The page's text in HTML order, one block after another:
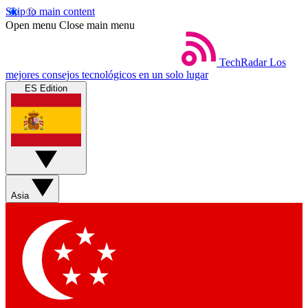
Skip to main content
Open menu Close main menu
TechRadar Los
mejores consejos tecnológicos en un solo lugar
ES Edition
Asia